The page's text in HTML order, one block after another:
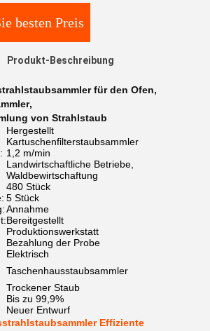
besten Preis
Produkt-Beschreibung
für den Ofen,
,
von Strahlstaub
Hergestellt
Kartuschenfilterstaubsammler
1,2 m/min
Landwirtschaftliche Betriebe,
Waldbewirtschaftung
480 Stück
5 Stück
Annahme
Bereitgestellt
Produktionswerkstatt
Bezahlung der Probe
Elektrisch
Taschenhausstaubsammler
Trockener Staub
Bis zu 99,9%
Neuer Entwurf
Effiziente